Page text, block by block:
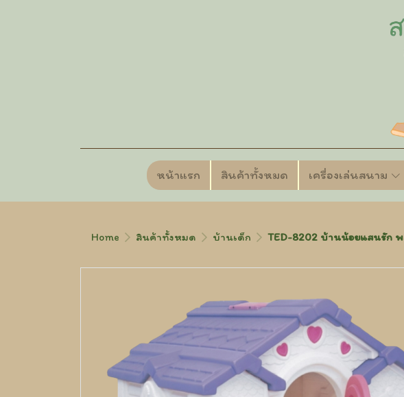
หน้าแรก สินค้าทั้งหมด เครื่องเล่นสนาม
Home สินค้าทั้งหมด บ้านเด็ก TED-8202 บ้านน้อยแสนรัก